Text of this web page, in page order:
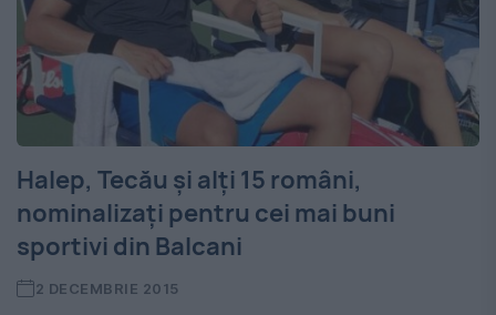
Halep, Tecău și alți 15 români,
nominalizați pentru cei mai buni
sportivi din Balcani
2 DECEMBRIE 2015